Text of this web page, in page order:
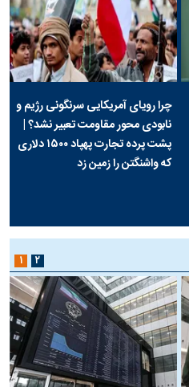
چرا رویای آمریکایی سرنگونی رژیم و
نابودی محور مقاومت تعبیر نشد؟ |
پشت پرده تجارت پهپاد‌ ۱۵۰۰ دلاری
که واشنگتن را زمین زد
۱ ۲